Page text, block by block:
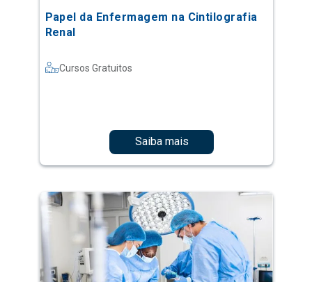
Papel da Enfermagem na Cintilografia
Renal
Cursos Gratuitos
Saiba mais